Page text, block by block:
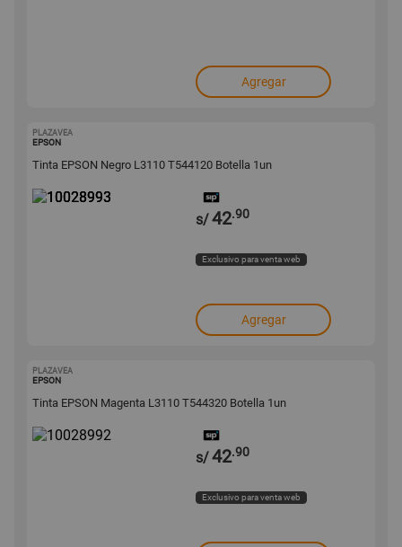
Agregar
PLAZAVEA
EPSON
Tinta EPSON Negro L3110 T544120 Botella 1un
s/42.90
Exclusivo para venta web
Agregar
PLAZAVEA
EPSON
Tinta EPSON Magenta L3110 T544320 Botella 1un
s/42.90
Exclusivo para venta web